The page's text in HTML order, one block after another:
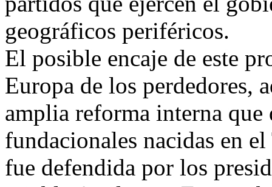
geográficos periféricos.
El posible encaje de este
Europa de los perdedores,
amplia reforma interna que
fundacionales nacidas en
fue defendida por los